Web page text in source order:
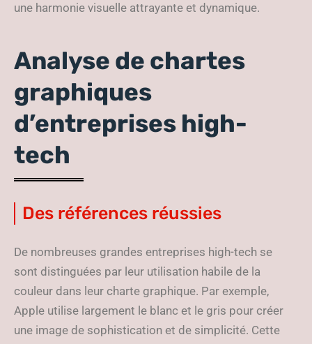
une harmonie visuelle attrayante et dynamique.
Analyse de chartes
graphiques
d’entreprises high-
tech
Des références réussies
De nombreuses grandes entreprises high-tech se
sont distinguées par leur utilisation habile de la
couleur dans leur charte graphique. Par exemple,
Apple utilise largement le blanc et le gris pour créer
une image de sophistication et de simplicité. Cette